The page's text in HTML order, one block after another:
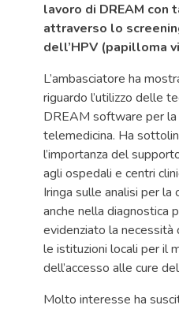
lavoro di DREAM con
attraverso lo
dell’HPV (papilloma
L’ambasciatore ha
riguardo l’utilizzo delle
DREAM software per
telemedicina. Ha
l’importanza del
agli ospedali e centri
Iringa sulle analisi per la
anche nella diagnostica
evidenziato la necessità
le istituzioni locali per il
dell’accesso alle cure
Molto interesse ha